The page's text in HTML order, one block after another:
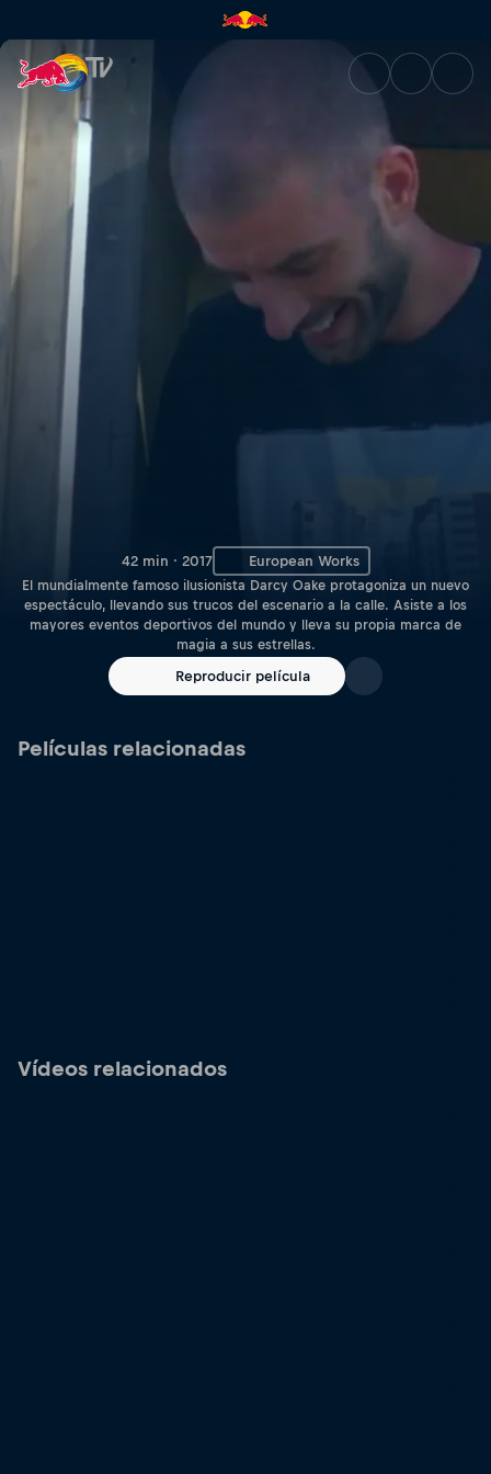
El truco fantástico de Darcy
42 min · 2017 European Works
El mundialmente famoso ilusionista Darcy Oake protagoniza un nuevo
espectáculo, llevando sus trucos del escenario a la calle. Asiste a los
mayores eventos deportivos del mundo y lleva su propia marca de
magia a sus estrellas.
Reproducir película
Películas relacionadas
Vídeos relacionados